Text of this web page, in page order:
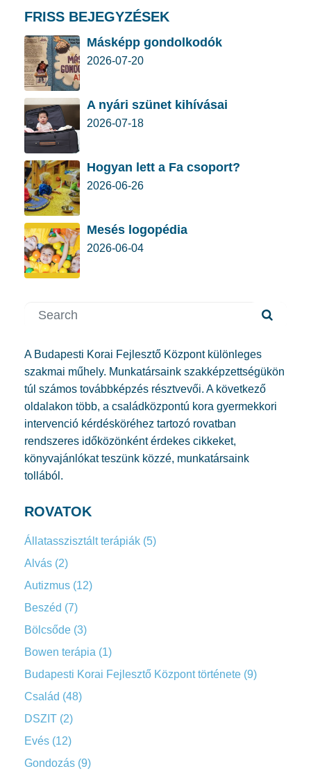
FRISS BEJEGYZÉSEK
Másképp gondolkodók
2026-07-20
A nyári szünet kihívásai
2026-07-18
Hogyan lett a Fa csoport?
2026-06-26
Mesés logopédia
2026-06-04
A Budapesti Korai Fejlesztő Központ különleges
szakmai műhely. Munkatársaink szakképzettségükön
túl számos továbbképzés résztvevői. A következő
oldalakon több, a családközpontú kora gyermekkori
intervenció kérdésköréhez tartozó rovatban
rendszeres időközönként érdekes cikkeket,
könyvajánlókat teszünk közzé, munkatársaink
tollából.
ROVATOK
Állatasszisztált terápiák (5)
Alvás (2)
Autizmus (12)
Beszéd (7)
Bölcsőde (3)
Bowen terápia (1)
Budapesti Korai Fejlesztő Központ története (9)
Család (48)
DSZIT (2)
Evés (12)
Gondozás (9)